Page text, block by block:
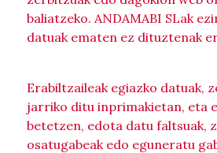
baliatzeko. ANDAMABI SLak
datuak ematen ez dituztenak
Erabiltzaileak egiazko datuak,
jarriko ditu inprimakietan, eta
betetzen, edota datu faltsuak,
osatugabeak edo eguneratu